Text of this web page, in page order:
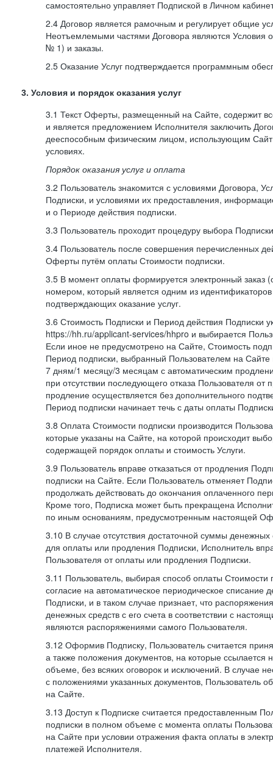
самостоятельно управляет Подпиской в Личном
2.4 Договор является рамочным и регулирует общие
Неотъемлемыми частями Договора являются Условия
№ 1) и заказы.
2.5 Оказание Услуг подтверждается программным
3. Условия и порядок оказания услуг
3.1 Текст Оферты, размещенный на Сайте, содержит
и является предложением Исполнителя заключить
дееспособным физическим лицом, использующим
условиях.
Порядок оказания услуг и оплата
3.2 Пользователь знакомится с условиями Договора,
Подписки, и условиями их предоставления,
и о Периоде действия подписки.
3.3 Пользователь проходит процедуру выбора
3.4 Пользователь после совершения перечисленных
Оферты путём оплаты Стоимости подписки.
3.5 В момент оплаты формируется электронный заказ
номером, который является одним из
подтверждающих оказание услуг.
3.6 Стоимость Подписки и Период действия Подписки
https://hh.ru/applicant-services/hhpro и выбирается
Если иное не предусмотрено на Сайте, Стоимость
Период подписки, выбранный Пользователем на
7 дням/1 месяцу/3 месяцам с автоматическим
при отсутствии последующего отказа Пользователя от
продление осуществляется без дополнительного
Период подписки начинает течь с даты оплаты
3.8 Оплата Стоимости подписки производится
которые указаны на Сайте, на которой происходит
содержащей порядок оплаты и стоимость Услуги.
3.9 Пользователь вправе отказаться от продления
подписки на Сайте. Если Пользователь отменяет
продолжать действовать до окончания оплаченного
Кроме того, Подписка может быть прекращена
по иным основаниям, предусмотренным настоящей
3.10 В случае отсутствия достаточной суммы денежных
для оплаты или продления Подписки, Исполнитель
Пользователя от оплаты или продления Подписки.
3.11 Пользователь, выбирая способ оплаты Стоимости
согласие на автоматическое периодическое списание
Подписки, и в таком случае признает, что
денежных средств с его счета в соответствии с
являются распоряжениями самого Пользователя.
3.12 Оформив Подписку, Пользователь считается
а также положения документов, на которые
объеме, без всяких оговорок и исключений. В случае
с положениями указанных документов, Пользователь
на Сайте.
3.13 Доступ к Подписке считается предоставленным
подписки в полном объеме с момента оплаты
на Сайте при условии отражения факта оплаты в
платежей Исполнителя.